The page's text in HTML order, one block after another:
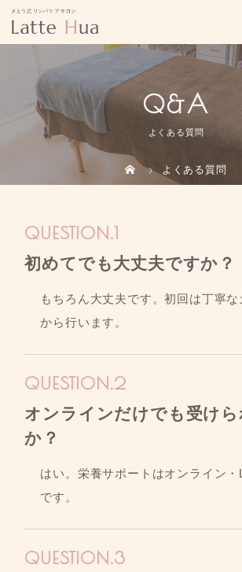
Q&A
よくある質問
よくある質問
初めてでも大丈夫ですか？
もちろん大丈夫です。初回は丁寧
から行います。
オンラインだけでも受け
か？
はい。栄養サポートはオンライン
です。